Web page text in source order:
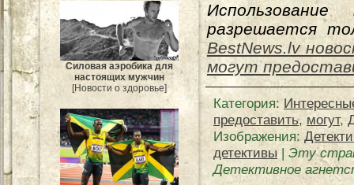
Силовая аэробика для
настоящих мужчин
[Новости о здоровье]
разрешается
BestNews.lv
могут
Категория:
предоставить, могут,
Изображения:
детективы | Эту
Детективное